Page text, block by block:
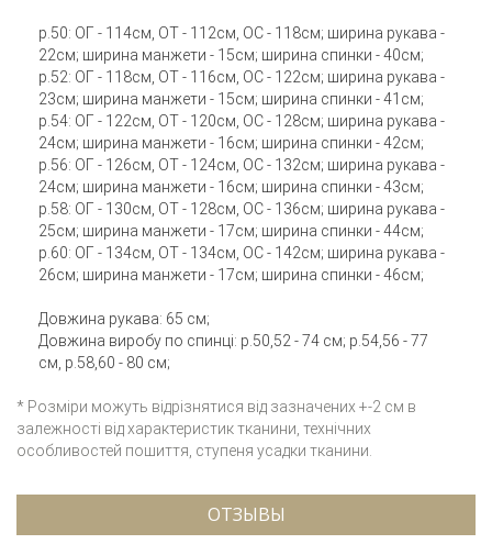
р.50: ОГ - 114см, ОТ - 112см, ОС - 118см; ширина рукава -
22см; ширина манжети - 15см; ширина спинки - 40см;
р.52: ОГ - 118см, ОТ - 116см, ОС - 122см; ширина рукава -
23см; ширина манжети - 15см; ширина спинки - 41см;
р.54: ОГ - 122см, ОТ - 120см, ОС - 128см; ширина рукава -
24см; ширина манжети - 16см; ширина спинки - 42см;
р.56: ОГ - 126см, ОТ - 124см, ОС - 132см; ширина рукава -
24см; ширина манжети - 16см; ширина спинки - 43см;
р.58: ОГ - 130см, ОТ - 128см, ОС - 136см; ширина рукава -
25см; ширина манжети - 17см; ширина спинки - 44см;
р.60: ОГ - 134см, ОТ - 134см, ОС - 142см; ширина рукава -
26см; ширина манжети - 17см; ширина спинки - 46см;
Довжина рукава: 65 см;
Довжина виробу по спинці: р.50,52 - 74 см; р.54,56 - 77
см, р.58,60 - 80 см;
* Розміри можуть відрізнятися від зазначених +-2 см в
залежності від характеристик тканини, технічних
особливостей пошиття, ступеня усадки тканини.
ОТЗЫВЫ